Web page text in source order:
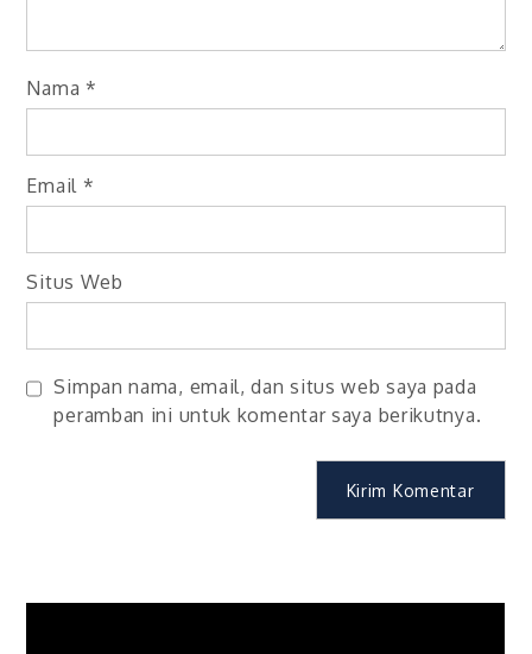
Nama *
Email *
Situs Web
Simpan nama, email, dan situs web saya pada
peramban ini untuk komentar saya berikutnya.